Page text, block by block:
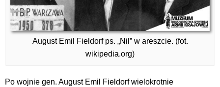
August Emil Fieldorf ps. „Nil” w areszcie. (fot.
wikipedia.org)
Po wojnie gen. August Emil Fieldorf wielokrotnie